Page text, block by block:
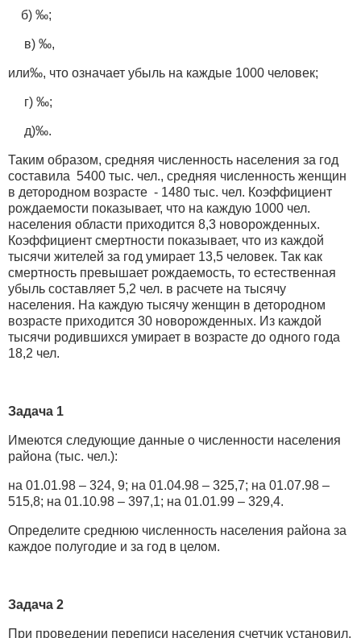
б) ‰;
в) ‰,
или‰, что означает убыль на каждые 1000 человек;
г) ‰;
д)‰.
Таким образом, средняя численность населения за год
составила 5400 тыс. чел., средняя численность женщин
в детородном возрасте - 1480 тыс. чел. Коэффициент
рождаемости показывает, что на каждую 1000 чел.
населения области приходится 8,3 новорожденных.
Коэффициент смертности показывает, что из каждой
тысячи жителей за год умирает 13,5 человек. Так как
смертность превышает рождаемость, то естественная
убыль составляет 5,2 чел. в расчете на тысячу
населения. На каждую тысячу женщин в детородном
возрасте приходится 30 новорожденных. Из каждой
тысячи родившихся умирает в возрасте до одного года
18,2 чел.
Задача 1
Имеются следующие данные о численности населения
района (тыс. чел.):
на 01.01.98 – 324, 9; на 01.04.98 – 325,7; на 01.07.98 –
515,8; на 01.10.98 – 397,1; на 01.01.99 – 329,4.
Определите среднюю численность населения района за
каждое полугодие и за год в целом.
Задача 2
При проведении переписи населения счетчик установил,